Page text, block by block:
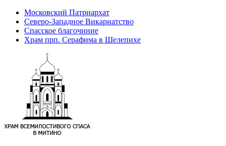
Московский Патриархат
Северо-Западное Викариатство
Спасское благочиние
Храм прп. Серафима в Шелепихе